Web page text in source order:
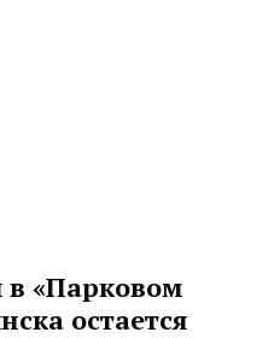
в «Парковом
остается